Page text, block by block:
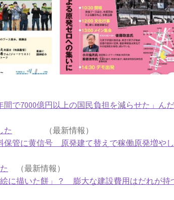
7000億円以上の国民負担を減らせた」ん
た
（最新情報）
管に黄信号 原発建て替えで稼働原発増や
（最新情報）
描いた餅」？ 膨大な建設費用はだれが持